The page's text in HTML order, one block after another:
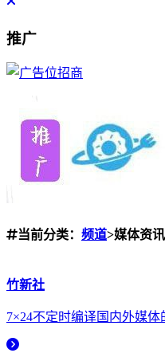
推广
当前分类： 频道>媒体资讯
竹新社
7×24不定时编译国内外媒